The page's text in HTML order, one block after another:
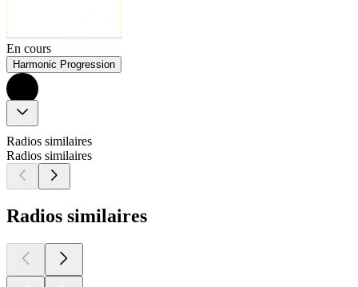
En cours
Harmonic Progression
Radios similaires
Radios similaires
Radios similaires